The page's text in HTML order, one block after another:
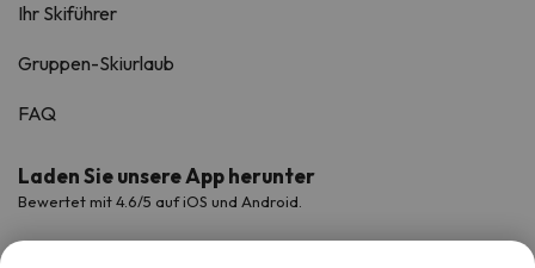
Ihr Skiführer
Gruppen-Skiurlaub
FAQ
Laden Sie unsere App herunter
Bewertet mit 4.6/5 auf iOS und Android.